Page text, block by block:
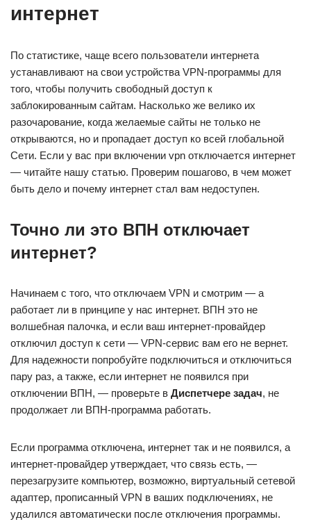
интернет
По статистике, чаще всего пользователи интернета
устанавливают на свои устройства VPN-программы для
того, чтобы получить свободный доступ к
заблокированным сайтам. Насколько же велико их
разочарование, когда желаемые сайты не только не
открываются, но и пропадает доступ ко всей глобальной
Сети. Если у вас при включении vpn отключается интернет
— читайте нашу статью. Проверим пошагово, в чем может
быть дело и почему интернет стал вам недоступен.
Точно ли это ВПН отключает
интернет?
Начинаем с того, что отключаем VPN и смотрим — а
работает ли в принципе у нас интернет. ВПН это не
волшебная палочка, и если ваш интернет-провайдер
отключил доступ к сети — VPN-сервис вам его не вернет.
Для надежности попробуйте подключиться и отключиться
пару раз, а также, если интернет не появился при
отключении ВПН, — проверьте в Диспетчере задач, не
продолжает ли ВПН-программа работать.
Если программа отключена, интернет так и не появился, а
интернет-провайдер утверждает, что связь есть, —
перезагрузите компьютер, возможно, виртуальный сетевой
адаптер, прописанный VPN в ваших подключениях, не
удалился автоматически после отключения программы.